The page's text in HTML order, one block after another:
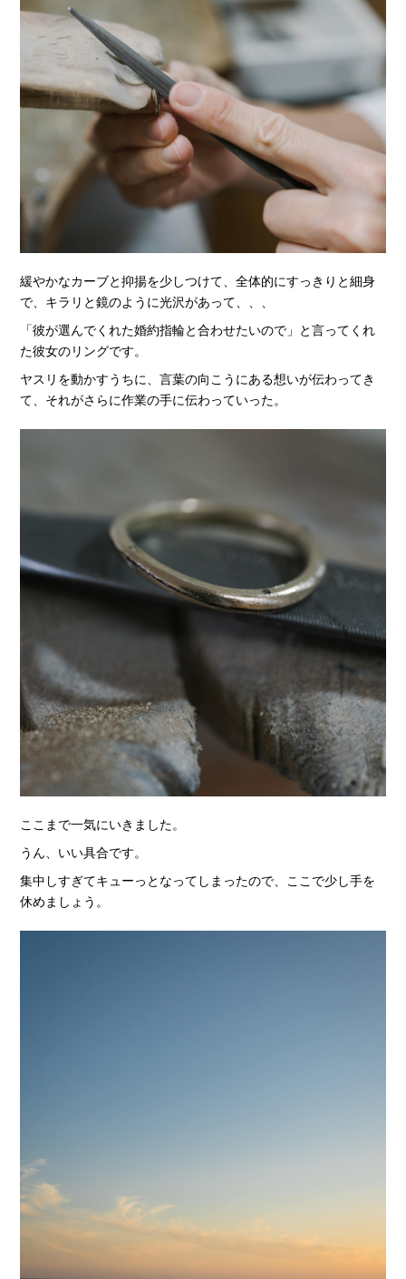
緩やかなカーブと抑揚を少しつけて、全体的にすっきりと細身
で、キラリと鏡のように光沢があって、、、
「彼が選んでくれた婚約指輪と合わせたいので」と言ってくれ
た彼女のリングです。
ヤスリを動かすうちに、言葉の向こうにある想いが伝わってき
て、それがさらに作業の手に伝わっていった。
ここまで一気にいきました。
うん、いい具合です。
集中しすぎてキューっとなってしまったので、ここで少し手を
休めましょう。